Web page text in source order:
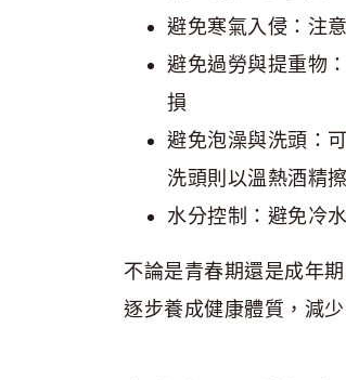
避免寒氣入侵：注
避免過勞與提重物
損
避免泡澡與洗頭：
洗頭則以溫熱酒精
水分控制：避免冷
不論是青春期還是成年
逐步養成健康體質，減